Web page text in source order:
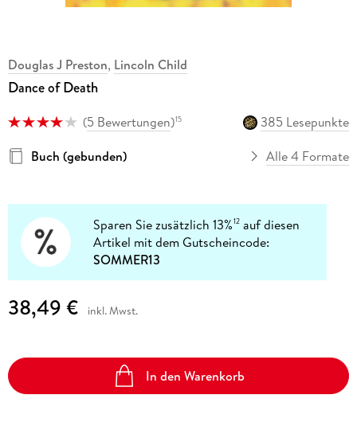
Douglas J Preston, Lincoln Child
Dance of Death
(5 Bewertungen)15
385 Lesepunkte
Buch (gebunden)
Alle 4 Formate
Sparen Sie zusätzlich 13%12 auf diesen
Artikel mit dem Gutscheincode:
SOMMER13
38,49 € inkl. Mwst.
In den Warenkorb